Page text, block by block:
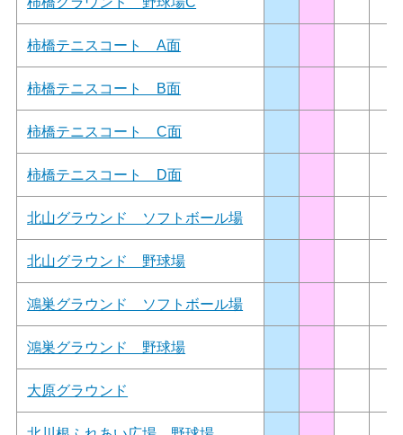
柿橋テニスコート A面
柿橋テニスコート B面
柿橋テニスコート C面
柿橋テニスコート D面
北山グラウンド ソフトボール場
北山グラウンド 野球場
鴻巣グラウンド ソフトボール場
鴻巣グラウンド 野球場
大原グラウンド